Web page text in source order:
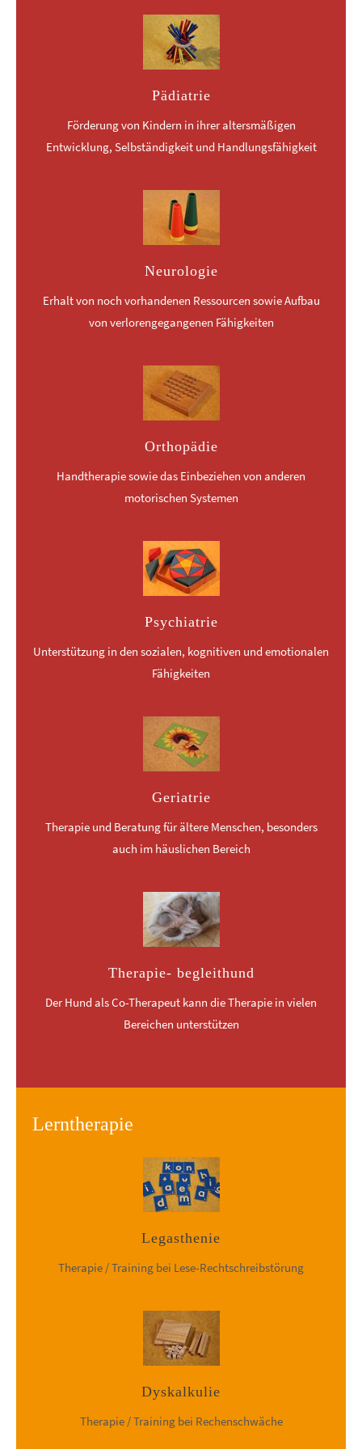
Pädiatrie
Förderung von Kindern in ihrer altersmäßigen
Entwicklung, Selbständigkeit und Handlungsfähigkeit
Neurologie
Erhalt von noch vorhandenen Ressourcen sowie Aufbau
von verlorengegangenen Fähigkeiten
Orthopädie
Handtherapie sowie das Einbeziehen von anderen
motorischen Systemen
Psychiatrie
Unterstützung in den sozialen, kognitiven und emotionalen
Fähigkeiten
Geriatrie
Therapie und Beratung für ältere Menschen, besonders
auch im häuslichen Bereich
Therapie- begleithund
Der Hund als Co-Therapeut kann die Therapie in vielen
Bereichen unterstützen
Lerntherapie
Legasthenie
Therapie / Training bei Lese-Rechtschreibstörung
Dyskalkulie
Therapie / Training bei Rechenschwäche